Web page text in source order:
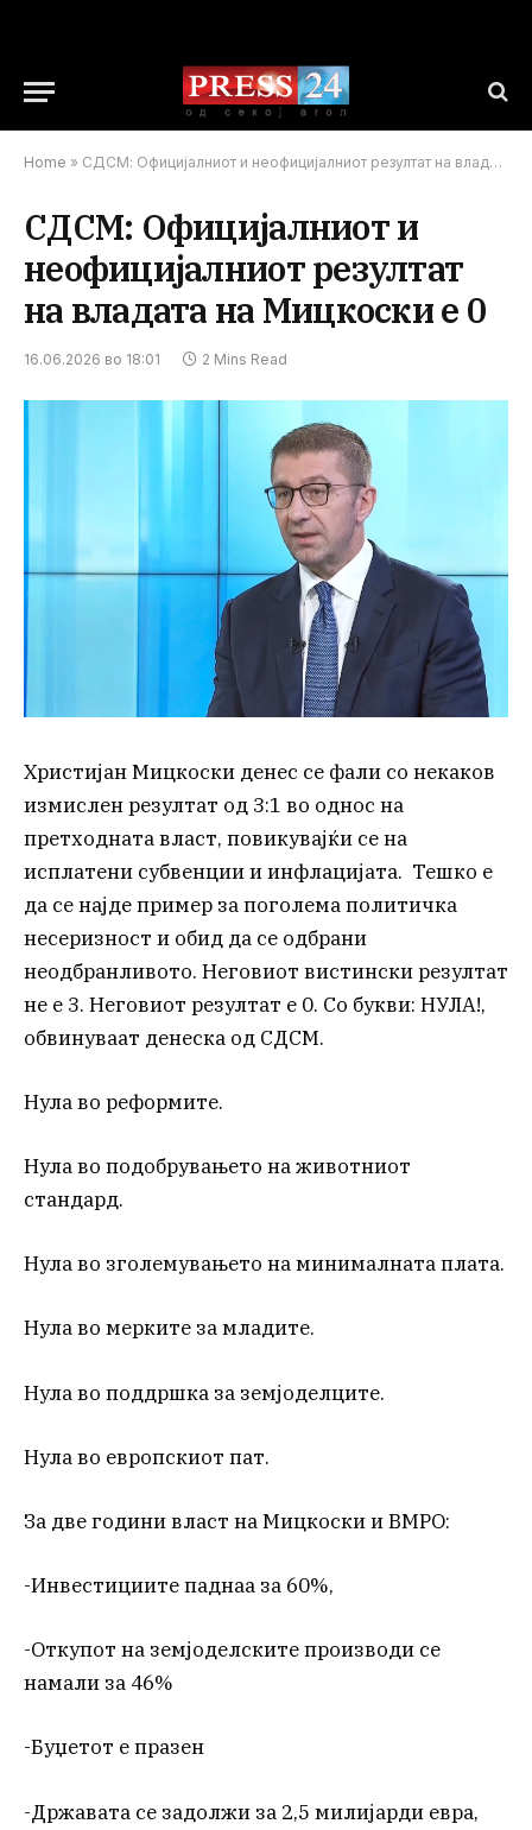
Home » СДСМ: Официјалниот и неофицијалниот резултат на владата на Мицкоски е 0
СДСМ: Официјалниот и
неофицијалниот резултат
на владата на Мицкоски е 0
16.06.2026 во 18:01 2 Mins Read
Христијан Мицкоски денес се фали со некаков
измислен резултат од 3:1 во однос на
претходната власт, повикувајќи се на
исплатени субвенции и инфлацијата. Тешко е
да се најде пример за поголема политичка
несеризност и обид да се одбрани
неодбранливото. Неговиот вистински резултат
не е 3. Неговиот резултат е 0. Со букви: НУЛА!,
обвинуваат денеска од СДСМ.
Нула во реформите.
Нула во подобрувањето на животниот
стандард.
Нула во зголемувањето на минималната плата.
Нула во мерките за младите.
Нула во поддршка за земјоделците.
Нула во европскиот пат.
За две години власт на Мицкоски и ВМРО:
-Инвестициите паднаа за 60%,
-Откупот на земјоделските производи се
намали за 46%
-Буџетот е празен
-Државата се задолжи за 2,5 милијарди евра,